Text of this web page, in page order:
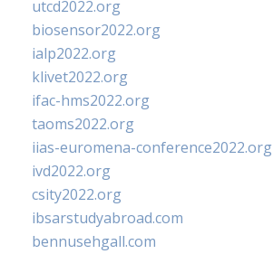
utcd2022.org
biosensor2022.org
ialp2022.org
klivet2022.org
ifac-hms2022.org
taoms2022.org
iias-euromena-conference2022.org
ivd2022.org
csity2022.org
ibsarstudyabroad.com
bennusehgall.com